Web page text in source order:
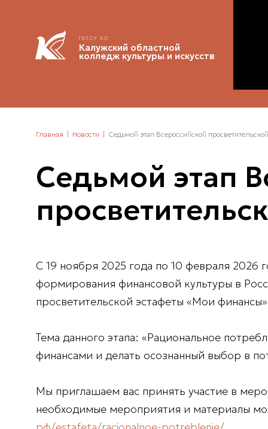
ГБПОУ КО
Калужский областной
колледж культуры и искусств
Главная Новости Седьмой этап Всероссийской
Седьмой этап
С 19 ноября 2025 года по 10 февраля 2026
формирования финансовой культуры в
просветительской эстафеты «Мои
Тема данного этапа: «Рациональное
финансами и делать осознанный выбор в
Мы приглашаем вас принять участие в
необходимые мероприятия и материалы